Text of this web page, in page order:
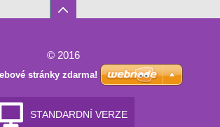
© 2016
stránky zdarma!
STANDARDNÍ VERZE